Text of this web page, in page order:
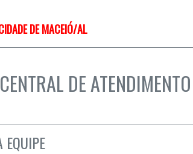
DE MACEIÓ/AL
CENTRAL DE ATENDIMENTO